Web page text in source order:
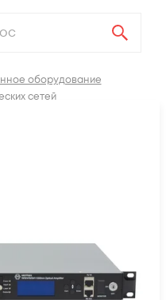
оборудование
сетей